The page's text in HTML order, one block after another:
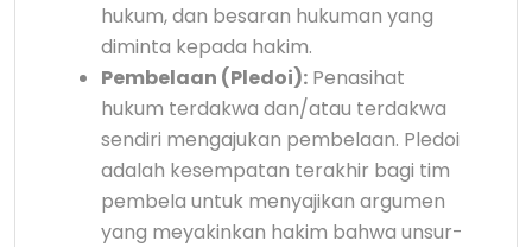
hukum, dan besaran hukuman yang
diminta kepada hakim.
Pembelaan (Pledoi): Penasihat
hukum terdakwa dan/atau terdakwa
sendiri mengajukan pembelaan. Pledoi
adalah kesempatan terakhir bagi tim
pembela untuk menyajikan argumen
yang meyakinkan hakim bahwa unsur-